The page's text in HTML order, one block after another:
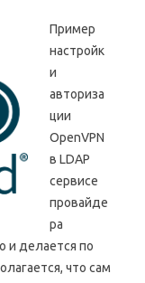
Пример
настройк
и
авториза
ции
OpenVPN
в LDAP
сервисе
провайде
ра
и делается по
что сам